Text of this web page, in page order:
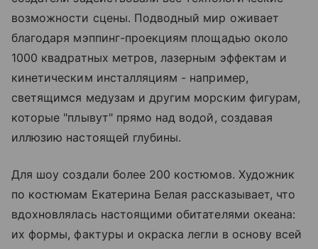
возможности сцены. Подводный мир оживает
благодаря мэппинг-проекциям площадью около
1000 квадратных метров, лазерным эффектам и
кинетическим инсталляциям - например,
светящимся медузам и другим морским фигурам,
которые "плывут" прямо над водой, создавая
иллюзию настоящей глубины.
Для шоу создали более 200 костюмов. Художник
по костюмам Екатерина Белая рассказывает, что
вдохновлялась настоящими обитателями океана:
их формы, фактуры и окраска легли в основу всей